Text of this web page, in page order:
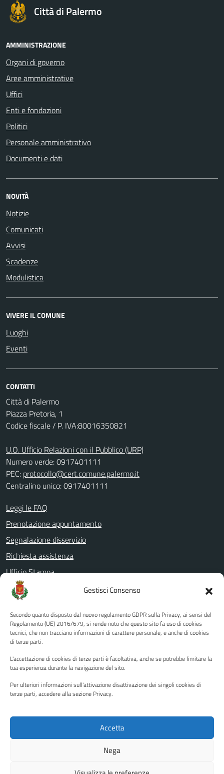
Gestisci Consenso
Secondo quanto disposto dal nuovo regolamento GDPR sulla Privacy, ai sensi del
Regolamento (UE) 2016/679, si rende noto che questo sito fa uso di cookies
tecnici, che non tracciano informazioni di carattere personale, e anche di cookies
di terze parti.
L'accettazione di cookies di terze parti è facoltativa, anche se potrebbe limitare la
tua esperienza durante la navigazione del sito.
Per ulteriori informazioni sull'attivazione disattivazione dei singoli cookies di
terze parti, accedere alla sezione Privacy.
Accetta
Nega
Città di Palermo
AMMINISTRAZIONE
Organi di governo
Aree amministrative
Uffici
Enti e fondazioni
Politici
Personale amministrativo
Documenti e dati
NOVITÀ
Notizie
Comunicati
Avvisi
Scadenze
Modulistica
VIVERE IL COMUNE
Luoghi
Eventi
CONTATTI
Città di Palermo
Piazza Pretoria, 1
Codice fiscale / P. IVA:80016350821
U.O. Ufficio Relazioni con il Pubblico (URP)
Numero verde: 0917401111
PEC: protocollo@cert.comune.palermo.it
Centralino unico: 0917401111
Leggi le FAQ
Prenotazione appuntamento
Segnalazione disservizio
Richiesta assistenza
Ufficio Stampa
Amministrazione Trasparente
Albo pretorio
Informativa privacy
Note legali
Piano di miglioramento del sito
Instagram